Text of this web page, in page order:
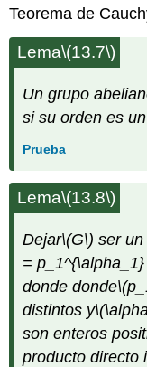
Teorema de
Lema\(13.7\)
Un grupo
si su orden es
Prueba
Lema\(13.8\)
Dejar\(G\) ser
=
donde donde
distintos y
son enteros
producto directo